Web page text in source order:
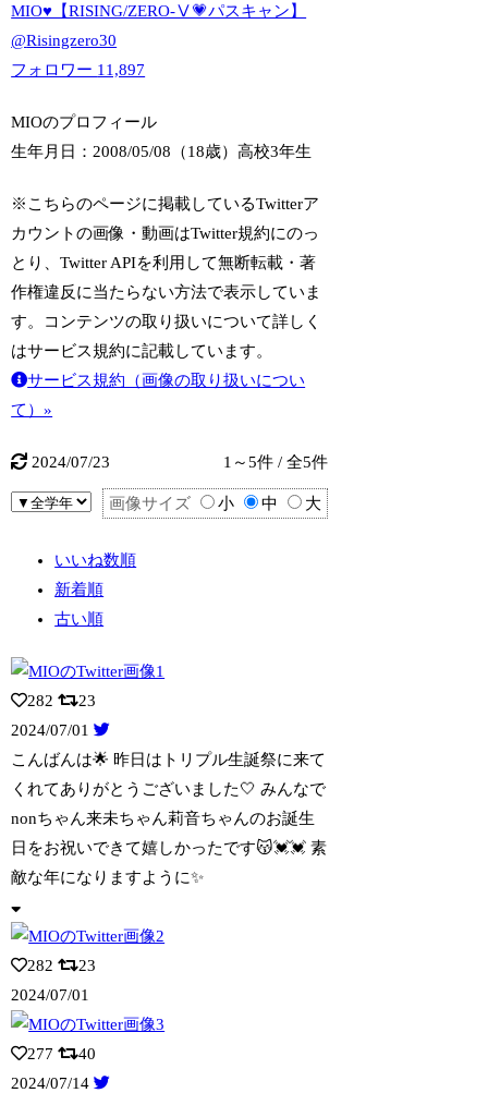
MIO♥️【RISING/ZERO-Ⅴ💗パスキャン】
@Risingzero30
フォロワー 11,897
MIOのプロフィール
生年月日：2008/05/08（18歳）高校3年生
※こちらのページに掲載しているTwitterア
カウントの画像・動画はTwitter規約にのっ
とり、Twitter APIを利用して無断転載・著
作権違反に当たらない方法で表示していま
す。コンテンツの取り扱いについて詳しく
はサービス規約に記載しています。
サービス規約（画像の取り扱いについ
て）»
2024/07/23 1～5件 / 全5件
画像サイズ 小 中 大
いいね数順
新着順
古い順
282
23
2024/07/01
こんばんは🌟 昨日はトリプル生誕祭に来て
くれてありがとうございました🤍 みんなで
nonちゃん来未ちゃん莉音ちゃんのお誕生
日をお祝いできて嬉しかったです😽💓💓 素
敵な年になりますように✨
282
23
2024/07/01
277
40
2024/07/14